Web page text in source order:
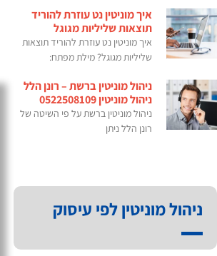
איך מוניטין נט עוזרת להוריד
תוצאות שליליות מגוגל
איך מוניטין נט עוזרת להוריד תוצאות
שליליות מגוגל? מילת מפתח:
ניהול מוניטין ברשת – רונן הלל
ניהול מוניטין 0522508109
ניהול מוניטין ברשת על פי השיטה של
רונן הלל ניתן
ניהול מוניטין לפי עיסוק